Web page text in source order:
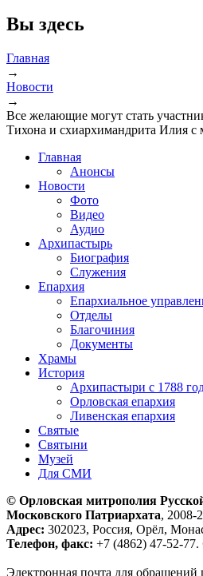
Вы здесь
Главная
→
Новости
→
Все желающие могут стать
Тихона и схиархимандрита Илия с
Главная
Анонсы
Новости
Фото
Видео
Аудио
Архипастырь
Биография
Служения
Епархия
Епархиальное
Отделы
Благочиния
Документы
Храмы
История
Архипастыри с 1788
Орловская епархия
Ливенская епархия
Святые
Святыни
Музей
Для СМИ
© Орловская митрополия
Московского Патриархата, 2008-
Адрес: 302023, Россия, Орёл,
Телефон, факс: +7 (4862) 47-52-77.
Электронная почта для обращений